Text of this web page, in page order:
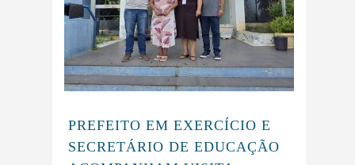
PREFEITO EM EXERCÍCIO E
SECRETÁRIO DE EDUCAÇÃO